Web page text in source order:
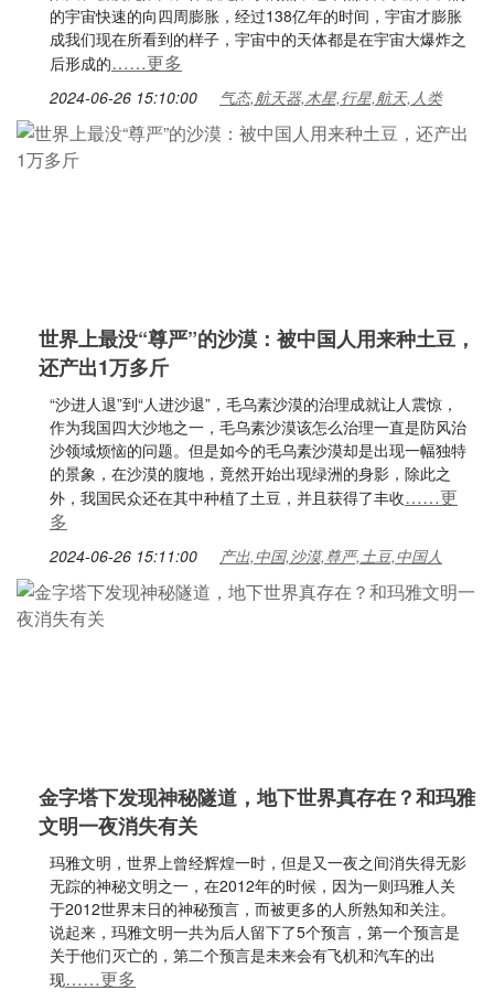
的宇宙快速的向四周膨胀，经过138亿年的时间，宇宙才膨胀
成我们现在所看到的样子，宇宙中的天体都是在宇宙大爆炸之
后形成的……更多
2024-06-26 15:10:00 气态,航天器,木星,行星,航天,人类
世界上最没“尊严”的沙漠：被中国人用来种土豆，
还产出1万多斤
“沙进人退”到“人进沙退”，毛乌素沙漠的治理成就让人震惊，
作为我国四大沙地之一，毛乌素沙漠该怎么治理一直是防风治
沙领域烦恼的问题。但是如今的毛乌素沙漠却是出现一幅独特
的景象，在沙漠的腹地，竟然开始出现绿洲的身影，除此之
外，我国民众还在其中种植了土豆，并且获得了丰收……更
多
2024-06-26 15:11:00 产出,中国,沙漠,尊严,土豆,中国人
金字塔下发现神秘隧道，地下世界真存在？和玛雅
文明一夜消失有关
玛雅文明，世界上曾经辉煌一时，但是又一夜之间消失得无影
无踪的神秘文明之一，在2012年的时候，因为一则玛雅人关
于2012世界末日的神秘预言，而被更多的人所熟知和关注。
说起来，玛雅文明一共为后人留下了5个预言，第一个预言是
关于他们灭亡的，第二个预言是未来会有飞机和汽车的出
现……更多